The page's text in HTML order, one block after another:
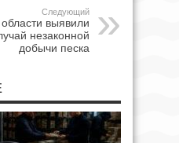
Следующий
выявили
незаконной
добычи песка